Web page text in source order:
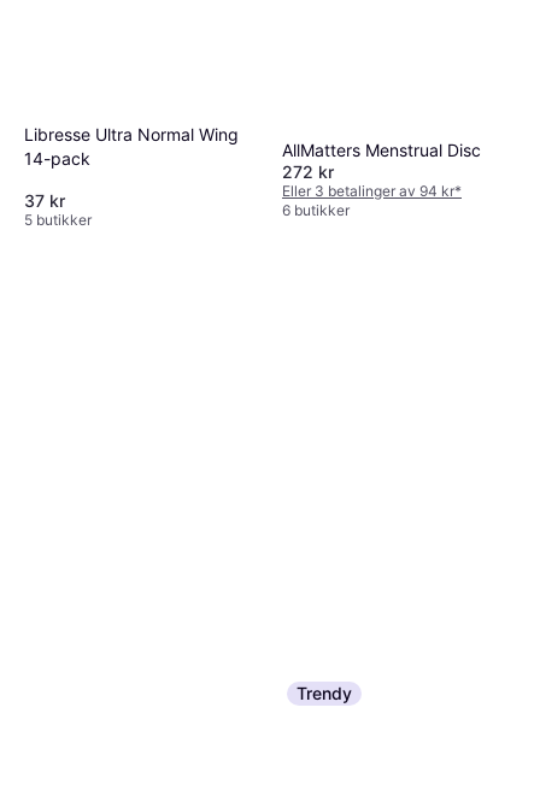
Libresse Ultra Normal Wing
14-pack
37 kr
5 butikker
AllMatters Menstrual Disc
272 kr
Eller 3 betalinger av 94 kr*
6 butikker
Trendy